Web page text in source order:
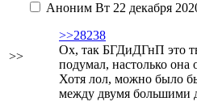
>>
Аноним Вт 22 декабря
>>28238
Ох, так БГДиДГнП это
подумал, настолько она
Хотя лол, можно было
между двумя большими